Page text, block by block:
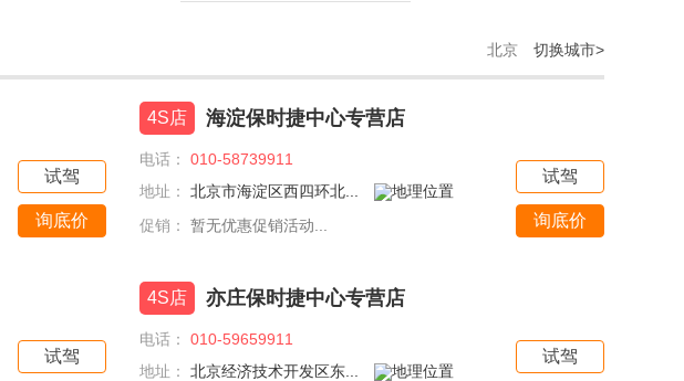
北京 切换城市>
试驾
询底价
4S店 海淀保时捷中心专营店
电话：
010-58739911
地址：
北京市海淀区西四环北...
促销：
暂无优惠促销活动...
试驾
询底价
试驾
4S店 亦庄保时捷中心专营店
电话：
010-59659911
地址：
北京经济技术开发区东...
试驾